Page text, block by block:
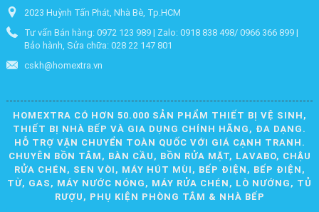
2023 Huỳnh Tấn Phát, Nhà Bè, Tp.HCM
Tư vấn Bán hàng: 0972 123 989 | Zalo: 0918 838 498/ 0966 366 899 |
Bảo hành, Sửa chữa: 028 22 147 801
cskh@homextra.vn
HOMEXTRA CÓ HƠN 50.000 SẢN PHẨM THIẾT BỊ VỆ SINH,
THIẾT BỊ NHÀ BẾP VÀ GIA DỤNG CHÍNH HÃNG, ĐA DẠNG.
HỖ TRỢ VẬN CHUYỂN TOÀN QUỐC VỚI GIÁ CẠNH TRANH.
CHUYÊN BỒN TẮM, BÀN CẦU, BỒN RỬA MẶT, LAVABO, CHẬU
RỬA CHÉN, SEN VÒI, MÁY HÚT MÙI, BẾP ĐIỆN, BẾP ĐIỆN,
TỪ, GAS, MÁY NƯỚC NÓNG, MÁY RỬA CHÉN, LÒ NƯỚNG, TỦ
RƯỢU, PHỤ KIỆN PHÒNG TẮM & NHÀ BẾP